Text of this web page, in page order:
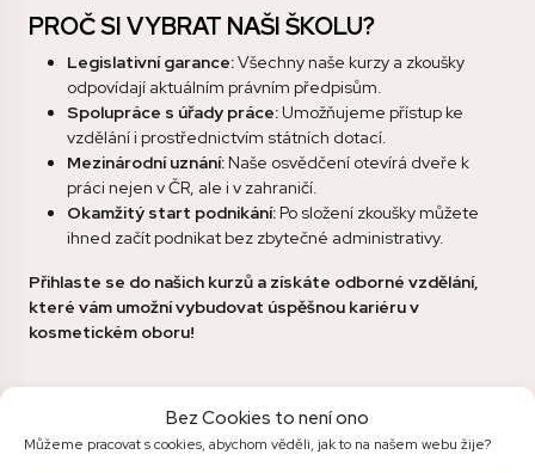
Bez Cookies to není ono
Můžeme pracovat s cookies, abychom věděli, jak to na našem webu žije?
PROČ SI VYBRAT NAŠI ŠKOLU?
Legislativní garance:Všechny naše kurzy a zkoušky
odpovídají aktuálním právním předpisům.
Spolupráce s úřady práce: Umožňujeme přístup ke
vzdělání i prostřednictvím státních dotací.
Mezinárodní uznání: Naše osvědčení otevírá dveře k
práci nejen v ČR, ale i v zahraničí.
Okamžitý start podnikání: Po složení zkoušky můžete
ihned začít podnikat bez zbytečné administrativy.
Přihlaste se do našich kurzů a získáte odborné vzdělání,
které vám umožní vybudovat úspěšnou kariéru v
kosmetickém oboru!